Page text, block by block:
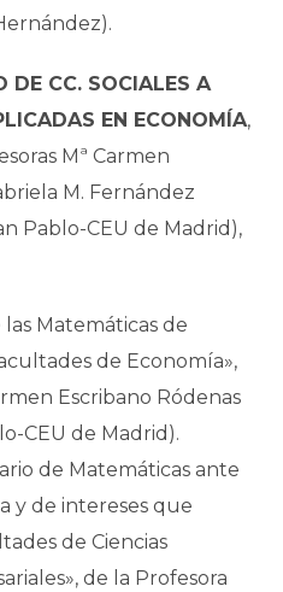
DE CC. SOCIALES A
EN ECONOMÍA,
Mª Carmen
M. Fernández
Pablo-CEU de Madrid),
Matemáticas de
de Economía»,
Escribano Ródenas
CEU de Madrid).
de Matemáticas ante
y de intereses que
de Ciencias
de la Profesora